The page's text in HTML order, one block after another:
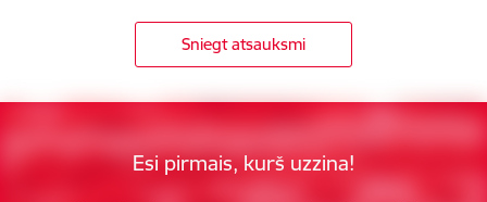
Sniegt atsauksmi
Esi pirmais, kurš uzzina!